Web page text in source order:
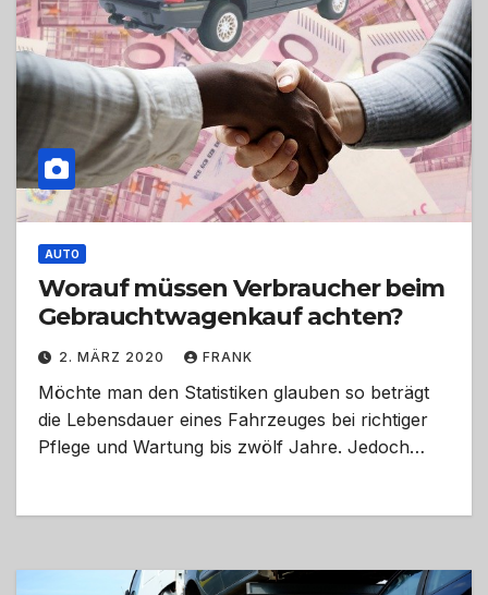
AUTO
Worauf müssen Verbraucher beim
Gebrauchtwagenkauf achten?
2. MÄRZ 2020 FRANK
Möchte man den Statistiken glauben so beträgt
die Lebensdauer eines Fahrzeuges bei richtiger
Pflege und Wartung bis zwölf Jahre. Jedoch…